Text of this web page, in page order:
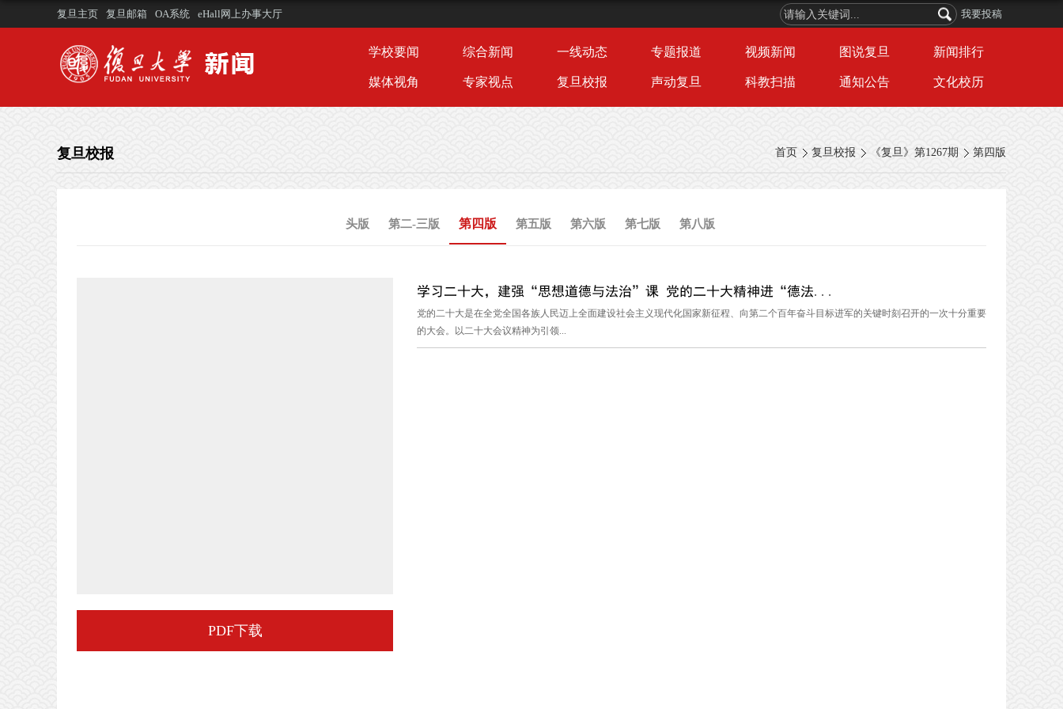
复旦主页 复旦邮箱 OA系统 eHall网上办事大厅 我要投稿
学校要闻 综合新闻 一线动态 专题报道 视频新闻 图说复旦 新闻排行
媒体视角 专家视点 复旦校报 声动复旦 科教扫描 通知公告 文化校历
首页 复旦校报 《复旦》第1267期 第四版
复旦校报
头版 第二-三版 第四版 第五版 第六版 第七版 第八版
PDF下载
学习二十大，建强“思想道德与法治”课 党的二十大精神进“德法...
党的二十大是在全党全国各族人民迈上全面建设社会主义现代化国家新征程、向第二个百年奋斗目标进军的关键时刻召开的一次十分重要
的大会。以二十大会议精神为引领...